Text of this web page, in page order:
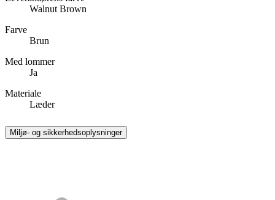
Walnut Brown
Farve
Brun
Med lommer
Ja
Materiale
Læder
Miljø- og sikkerhedsoplysninger